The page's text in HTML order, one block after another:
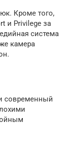
Кроме того,
и Privilege за
система
камера
современный